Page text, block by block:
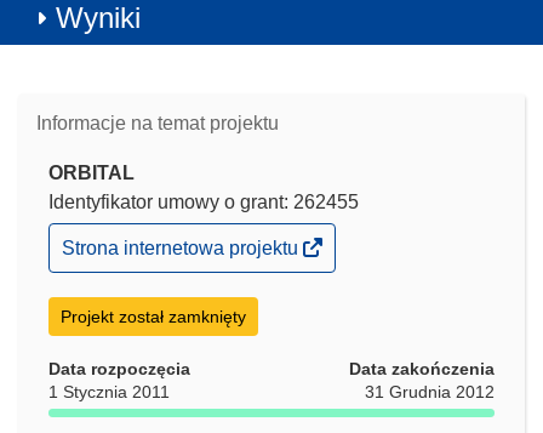
Wyniki
Informacje na temat projektu
ORBITAL
Identyfikator umowy o grant: 262455
(odnośnik
otworzy
w
nowym
Strona internetowa projektu
Projekt został zamknięty
Data rozpoczęcia
1 Stycznia 2011
Data zakończenia
31 Grudnia 2012